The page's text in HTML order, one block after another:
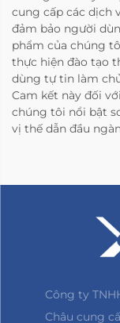
cung cấp các dịch
đảm bảo người
phẩm của chúng
thực hiện đào tạo
dùng tự tin làm
Cam kết này đối
chúng tôi nổi bật
vị thế dẫn đầu
Công ty
Châu cung